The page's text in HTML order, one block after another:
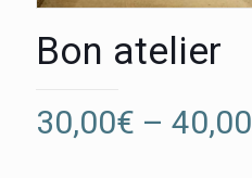
Bon atelier
30,00€ – 40,00